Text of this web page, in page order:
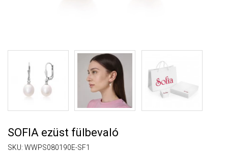
SOFIA ezüst fülbevaló
SKU: WWPS080190E-SF1